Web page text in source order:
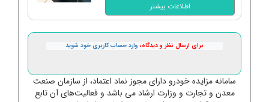
اطلاعات بیشتر
برای ارسال نظر و دیدگاه، وارد حساب کاربری خود شوید
سامانه مزایده خودرو دارای مجوز نماد اعتماد، از سازمان صنعت
معدن و تجارت و وزارت ارشاد می باشد و فعالیت‌های آن تابع